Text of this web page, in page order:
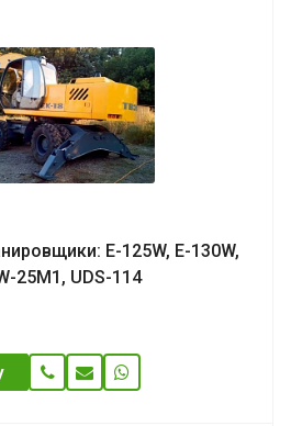
E-125W, E-130W,
25M1, UDS-114